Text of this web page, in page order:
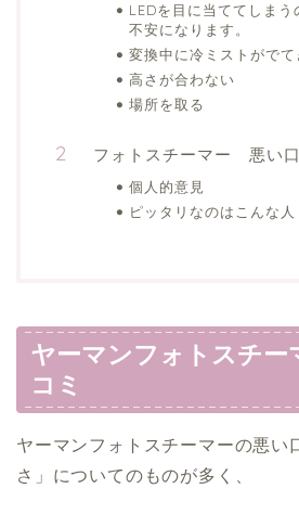
LEDを目に当ててしまう
不安になります。
変換中に冷ミストがで
高さが合わない
場所を取る
フォトスチーマー 悪い
個人的意見
ピッタリなのはこんな人
ヤーマンフォトスチ
コミ
ヤーマンフォトスチーマーの悪い
さ」についてのものが多く、